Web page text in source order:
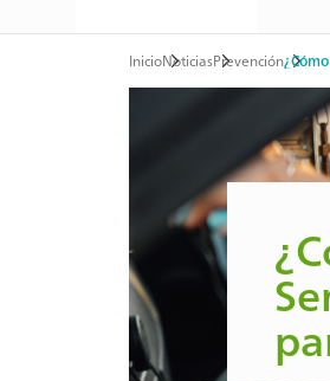
Ruta
InicioNoticiasPrevención